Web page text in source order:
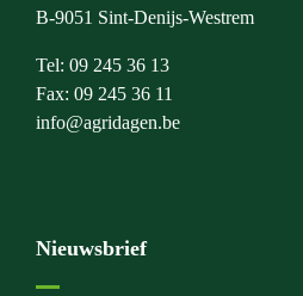
B-9051 Sint-Denijs-Westrem
Tel: 09 245 36 13
Fax: 09 245 36 11
info@agridagen.be
Nieuwsbrief